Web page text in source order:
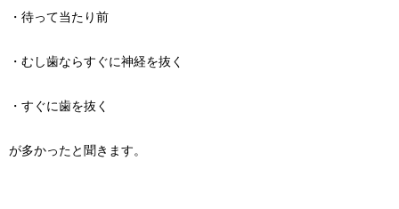
・待って当たり前
・むし歯ならすぐに神経を抜く
・すぐに歯を抜く
が多かったと聞きます。